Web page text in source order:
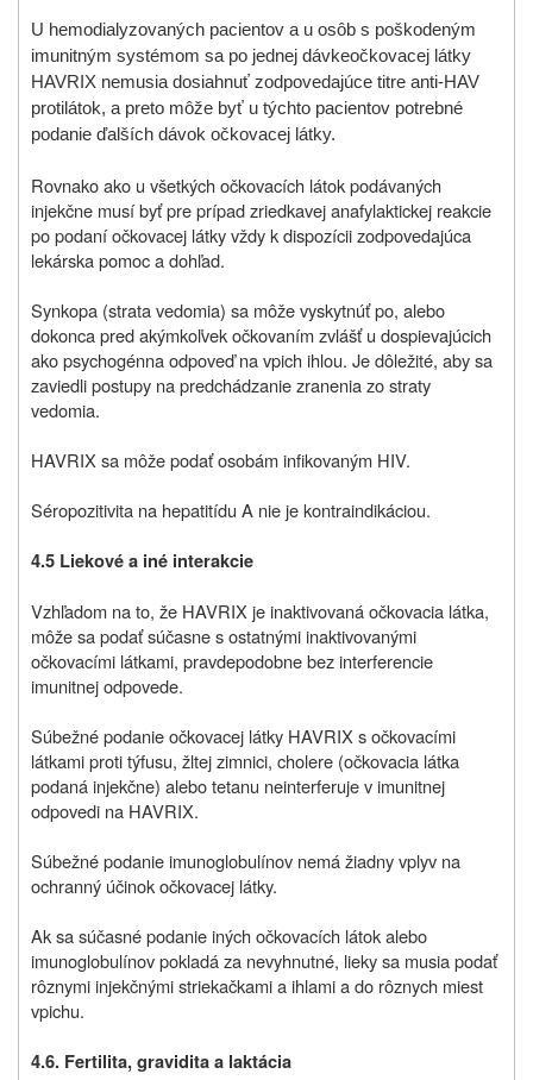
U hemodialyzovaných pacientov a u osôb s poškodeným
imunitným systémom sa po jednej dávkeočkovacej látky
HAVRIX nemusia dosiahnuť zodpovedajúce titre anti‑HAV
protilátok, a preto môže byť u týchto pacientov potrebné
podanie ďalších dávok očkovacej látky.
Rovnako ako u všetkých očkovacích látok podávaných
injekčne musí byť pre prípad zriedkavej anafylaktickej reakcie
po podaní očkovacej látky vždy k dispozícii zodpovedajúca
lekárska pomoc a dohľad.
Synkopa (strata vedomia) sa môže vyskytnúť po, alebo
dokonca pred akýmkoľvek očkovaním zvlášť u dospievajúcich
ako psychogénna odpoveď na vpich ihlou. Je dôležité, aby sa
zaviedli postupy na predchádzanie zranenia zo straty
vedomia.
HAVRIX sa môže podať osobám infikovaným HIV.
Séropozitivita na hepatitídu A nie je kontraindikáciou.
4.5 Liekové a iné interakcie
Vzhľadom na to, že HAVRIX je inaktivovaná očkovacia látka,
môže sa podať súčasne s ostatnými inaktivovanými
očkovacími látkami, pravdepodobne bez interferencie
imunitnej odpovede.
Súbežné podanie očkovacej látky HAVRIX s očkovacími
látkami proti týfusu, žltej zimnici, cholere (očkovacia látka
podaná injekčne) alebo tetanu neinterferuje v imunitnej
odpovedi na HAVRIX.
Súbežné podanie imunoglobulínov nemá žiadny vplyv na
ochranný účinok očkovacej látky.
Ak sa súčasné podanie iných očkovacích látok alebo
imunoglobulínov pokladá za nevyhnutné, lieky sa musia podať
rôznymi injekčnými striekačkami a ihlami a do rôznych miest
vpichu.
4.6. Fertilita, gravidita a laktácia